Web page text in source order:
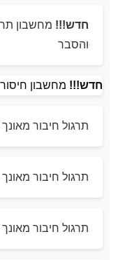
חדש!!! מחשבון
והסבר
חדש!!! מחשבון
תרגול חיבור
תרגול חיבור
תרגול חיבור